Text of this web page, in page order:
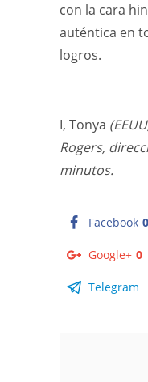
con la cara
auténtica en
logros.
I, Tonya
Rogers,
minutos.
Facebook 0
Google+ 0
Telegram